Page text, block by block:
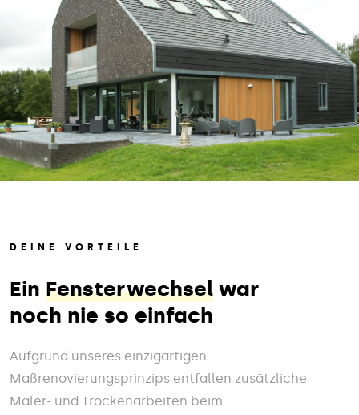
DEINE VORTEILE
Ein Fensterwechsel war
noch nie so einfach
Aufgrund unseres einzigartigen
Maßrenovierungsprinzips entfallen zusätzliche
Maler- und Trockenarbeiten beim